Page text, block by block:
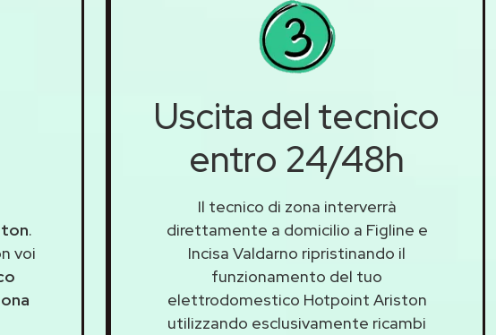
.
voi
Uscita del tecnico
entro 24/48h
Il tecnico di zona interverrà
direttamente a domicilio a Figline e
Incisa Valdarno ripristinando il
funzionamento del tuo
elettrodomestico Hotpoint Ariston
utilizzando esclusivamente ricambi